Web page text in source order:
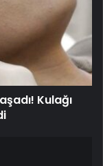
Kulağı